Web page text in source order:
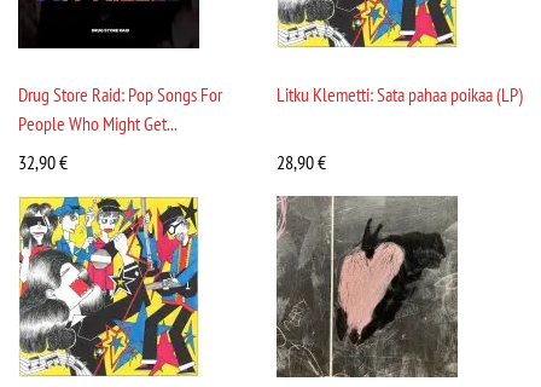
Drug Store Raid: Pop Songs For
People Who Might Get...
32,90€
Litku Klemetti: Sata pahaa poikaa (LP)
28,90€